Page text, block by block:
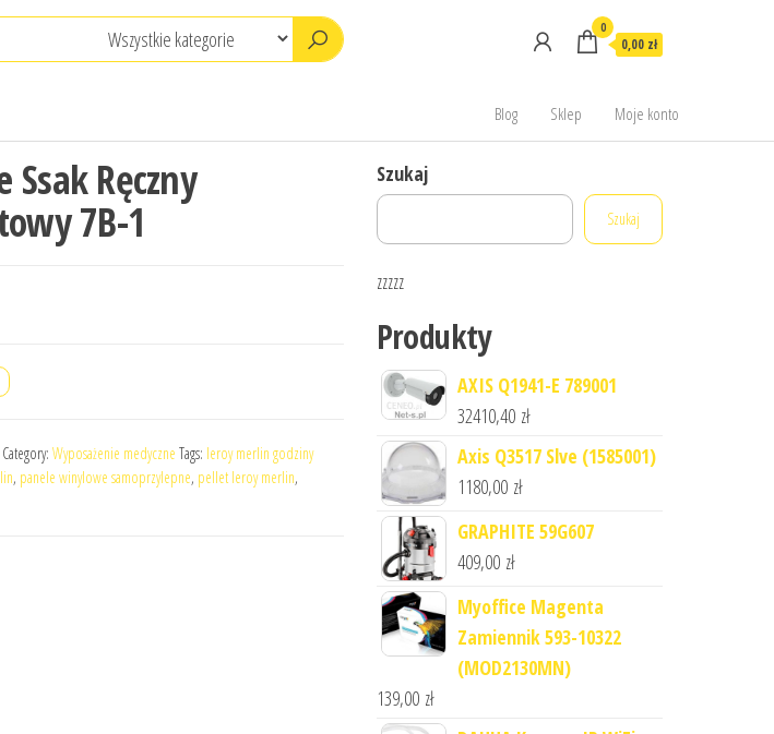
0
0,00 zł
Blog Sklep Moje konto
Ssak Ręczny
7B-1
Category: Wyposażenie medyczne Tags: leroy merlin godziny
, panele winylowe samoprzylepne, pellet leroy merlin,
Szukaj
Szukaj
zzzzz
Produkty
AXIS Q1941-E 789001
32410,40 zł
Axis Q3517 Slve (1585001)
1180,00 zł
GRAPHITE 59G607
409,00 zł
Myoffice Magenta
Zamiennik 593-10322
(MOD2130MN)
139,00 zł